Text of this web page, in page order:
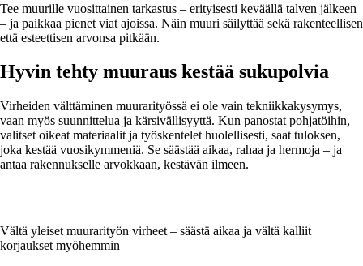
Tee muurille vuosittainen tarkastus – erityisesti keväällä talven jälkeen
– ja paikkaa pienet viat ajoissa. Näin muuri säilyttää sekä rakenteellisen
että esteettisen arvonsa pitkään.
Hyvin tehty muuraus kestää sukupolvia
Virheiden välttäminen muurarityössä ei ole vain tekniikkakysymys,
vaan myös suunnittelua ja kärsivällisyyttä. Kun panostat pohjatöihin,
valitset oikeat materiaalit ja työskentelet huolellisesti, saat tuloksen,
joka kestää vuosikymmeniä. Se säästää aikaa, rahaa ja hermoja – ja
antaa rakennukselle arvokkaan, kestävän ilmeen.
Vältä yleiset muurarityön virheet – säästä aikaa ja vältä kalliit
korjaukset myöhemmin